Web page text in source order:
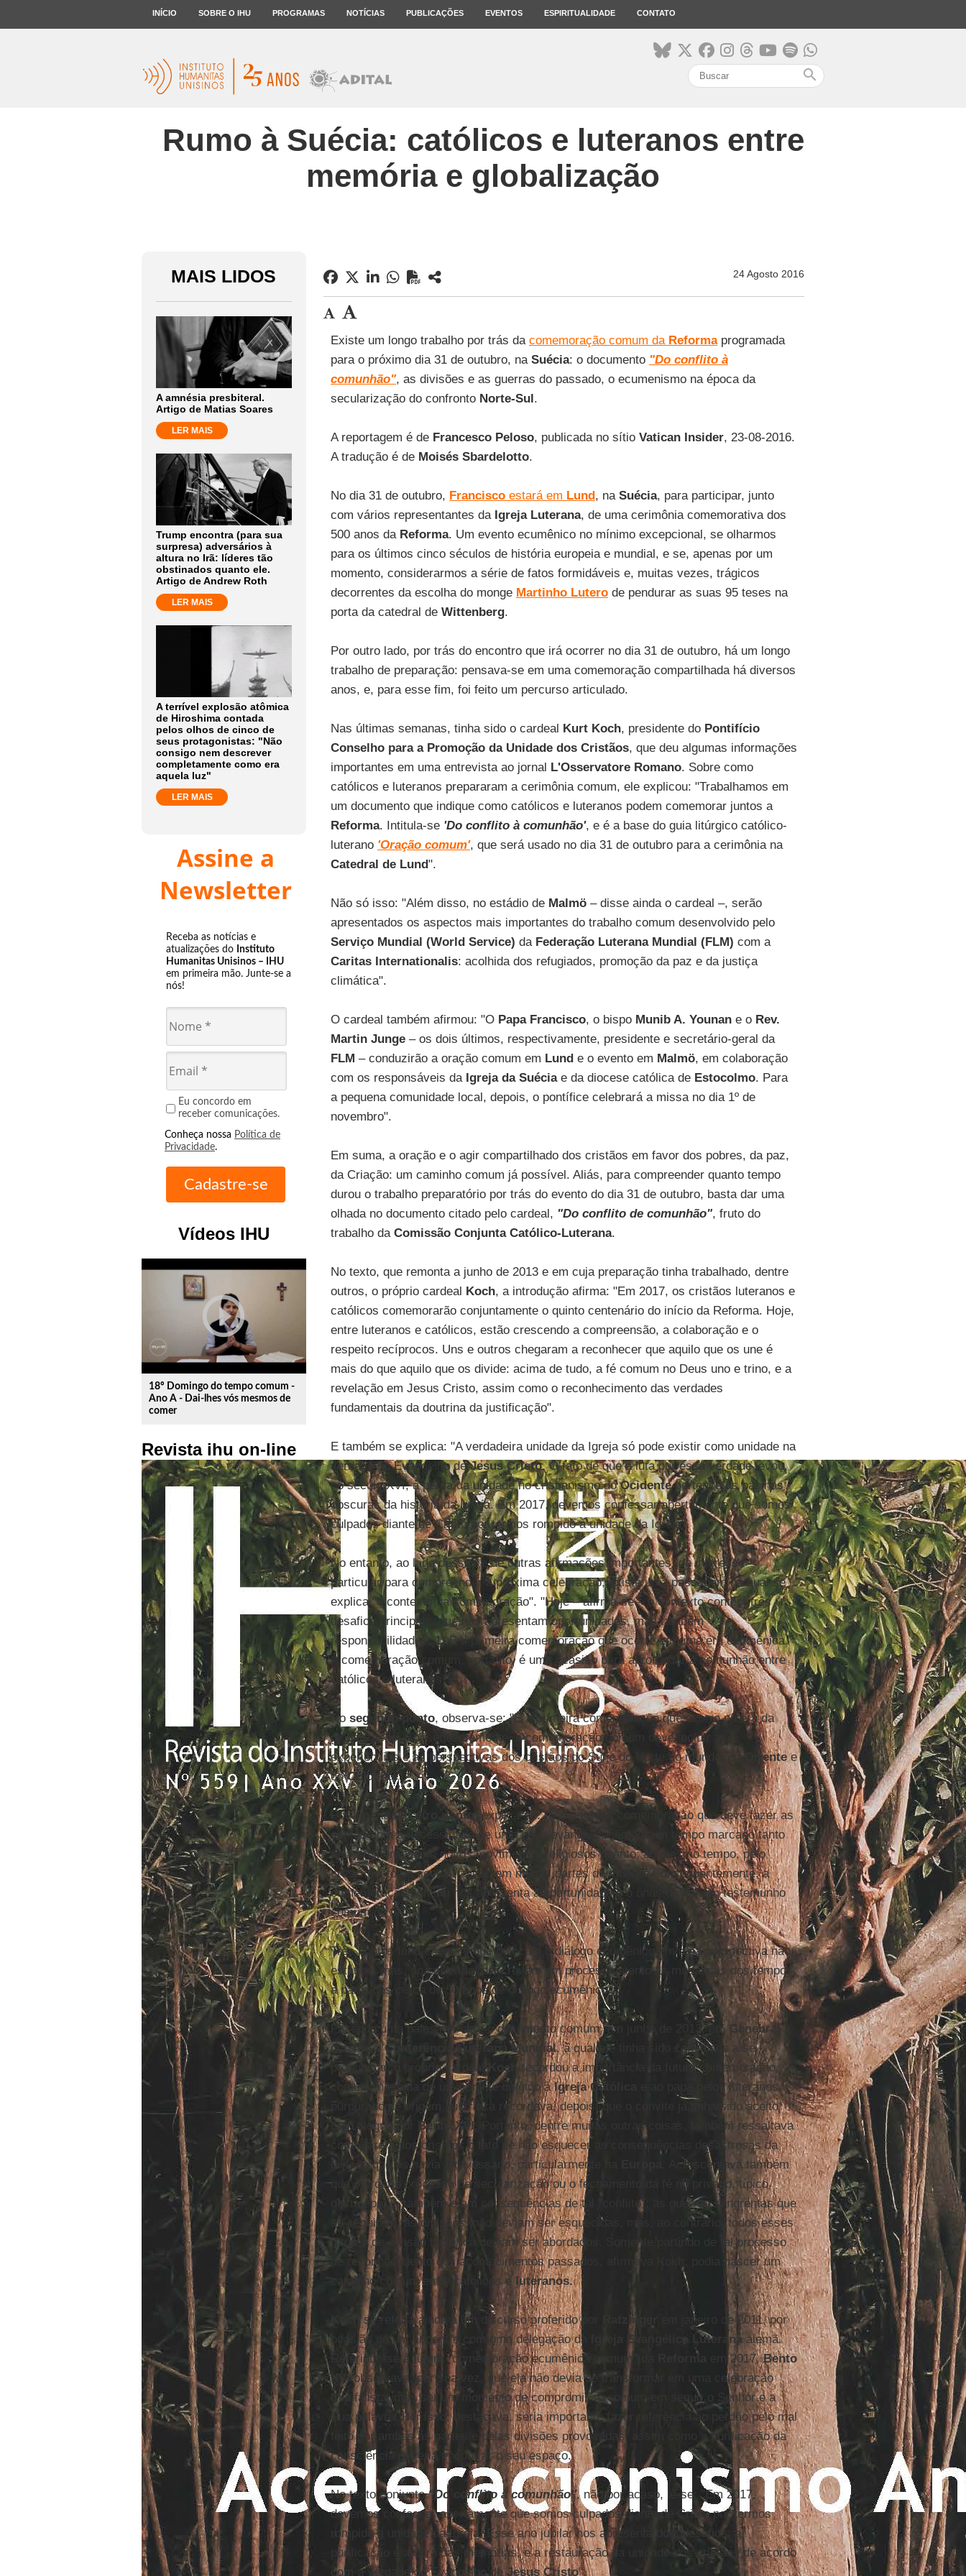
INÍCIO SOBRE O IHU PROGRAMAS NOTÍCIAS PUBLICAÇÕES EVENTOS ESPIRITUALIDADE CONTATO
search
Rumo à Suécia: católicos e luteranos entre
memória e globalização
MAIS LIDOS
A amnésia presbiteral.
Artigo de Matias Soares
LER MAIS
Trump encontra (para sua
surpresa) adversários à
altura no Irã: líderes tão
obstinados quanto ele.
Artigo de Andrew Roth
LER MAIS
A terrível explosão atômica
de Hiroshima contada
pelos olhos de cinco de
seus protagonistas: "Não
consigo nem descrever
completamente como era
aquela luz"
LER MAIS
Assine a
Newsletter
Receba as notícias e
atualizações do Instituto
Humanitas Unisinos – IHU
em primeira mão. Junte-se a
nós!
Eu concordo em
receber comunicações.
Conheça nossa Política de
Privacidade.
Vídeos IHU
play_circle_outline
18º Domingo do tempo comum -
Ano A - Dai-lhes vós mesmos de
comer
Revista ihu on-line
24 Agosto 2016
Existe um longo trabalho por trás da comemoração comum da Reformaprogramada
para o próximo dia 31 de outubro, na Suécia: o documento "Do conflito à
comunhão", as divisões e as guerras do passado, o ecumenismo na época da
secularização do confronto Norte-Sul.
A reportagem é de Francesco Peloso, publicada no sítio Vatican Insider, 23-08-2016.
A tradução é de Moisés Sbardelotto.
No dia 31 de outubro, Franciscoestará em Lund, na Suécia, para participar, junto
com vários representantes da Igreja Luterana, de uma cerimônia comemorativa dos
500 anos da Reforma. Um evento ecumênico no mínimo excepcional, se olharmos
para os últimos cinco séculos de história europeia e mundial, e se, apenas por um
momento, considerarmos a série de fatos formidáveis e, muitas vezes, trágicos
decorrentes da escolha do monge Martinho Luterode pendurar as suas 95 teses na
porta da catedral de Wittenberg.
Por outro lado, por trás do encontro que irá ocorrer no dia 31 de outubro, há um longo
trabalho de preparação: pensava-se em uma comemoração compartilhada há diversos
anos, e, para esse fim, foi feito um percurso articulado.
Nas últimas semanas, tinha sido o cardeal Kurt Koch, presidente do Pontifício
Conselho para a Promoção da Unidade dos Cristãos, que deu algumas informações
importantes em uma entrevista ao jornal L'Osservatore Romano. Sobre como
católicos e luteranos prepararam a cerimônia comum, ele explicou: "Trabalhamos em
um documento que indique como católicos e luteranos podem comemorar juntos a
Reforma. Intitula-se'Do conflito à comunhão', e é a base do guia litúrgico católico-
luterano 'Oração comum', que será usado no dia 31 de outubro para a cerimônia na
Catedral de Lund".
Não só isso: "Além disso, no estádio de Malmö– disse ainda o cardeal –, serão
apresentados os aspectos mais importantes do trabalho comum desenvolvido pelo
Serviço Mundial (World Service) da Federação Luterana Mundial (FLM) com a
Caritas Internationalis: acolhida dos refugiados, promoção da paz e da justiça
climática".
O cardeal também afirmou: "O Papa Francisco, o bispo Munib A. Younane o Rev.
Martin Junge– os dois últimos, respectivamente, presidente e secretário-geral da
FLM – conduzirão a oração comum em Lunde o evento em Malmö, em colaboração
com os responsáveis da Igreja da Suéciae da diocese católica de Estocolmo. Para
a pequena comunidade local, depois, o pontífice celebrará a missa no dia 1º de
novembro".
Em suma, a oração e o agir compartilhado dos cristãos em favor dos pobres, da paz,
da Criação: um caminho comum já possível. Aliás, para compreender quanto tempo
durou o trabalho preparatório por trás do evento do dia 31 de outubro, basta dar uma
olhada no documento citado pelo cardeal, "Do conflito de comunhão", fruto do
trabalho da Comissão Conjunta Católico-Luterana.
No texto, que remonta a junho de 2013 e em cuja preparação tinha trabalhado, dentre
outros, o próprio cardeal Koch, a introdução afirma: "Em 2017, os cristãos luteranos e
católicos comemorarão conjuntamente o quinto centenário do início da Reforma. Hoje,
entre luteranos e católicos, estão crescendo a compreensão, a colaboração e o
respeito recíprocos. Uns e outros chegaram a reconhecer que aquilo que os une é
mais do que aquilo que os divide: acima de tudo, a fé comum no Deus uno e trino, e a
revelação em Jesus Cristo, assim como o reconhecimento das verdades
fundamentais da doutrina da justificação".
E também se explica: "A verdadeira unidade da Igreja só pode existir como unidade na
verdade do Evangelho deJesus Cristo. O fato de que a luta por essa verdade levou,
no século XVI, à perda da unidade no cristianismo doOcidentepertence às páginas
obscuras da história da Igreja. Em 2017, devemos confessar abertamente que somos
culpados diante de Cristo por termos rompido a unidade da Igreja".
No entanto, ao lado dessas e de outras afirmações importantes, de interesse
particular para compreender a próxima celebração, existe uma passagem na qual se
explica "o contexto da comemoração". "Hoje – afirma-se – o contexto contém três
desafios principais, que nos apresentam oportunidades, mas também
responsabilidades.1)É a primeira comemoração que ocorre em uma era ecumênica.
A comemoração comum, portanto, é uma ocasião para aprofundar a comunhão entre
católicos e luteranos".
No segundo ponto, observa-se: "É a primeira comemoração que ocorre na era da
globalização. Consequentemente, a comemoração comum deve incluir as
experiências e as perspectivas dos cristãos do Sul e do Norte do mundo, do
Orientee
doOcidente".
Por fim, noterceiro ponto , explica-se: "É a primeira comemoração que deve fazer as
contas com a necessidade de uma nova evangelização em um tempo marcado tanto
pela proliferação de novos movimentos religiosos quanto, ao mesmo tempo, pelo
crescimento da secularização em muitas partes do mundo. Consequentemente, a
comemoração comum nos apresenta a oportunidade e o ônus de dar um testemunho
comum de fé".
Três pontos fundamentais que colocam o diálogo ecumênico em uma perspectiva não
estática, mas, ao contrário, descrevem um processo atento às mudanças dos tempos,
a partir dos cerca de 50 anos de diálogo ecumênico.
Fazendo uma palestra sobre o documento comum, em junho de 2013, em Genebra
durante aConferência Luterana Mundial, à qual ele tinha sido convidado a se
pronunciar, o próprio cardealKoch recordou a importância da futura comemoração
comum, nascida de um convite dirigido àIgreja Católica
e ao papa pelos luteranos. O
purpurado de origem austríaca recordava, depois, que o convite já tinha sido aceito
com alegria por
Bento XVI. Portanto, dentre muitas outras coisas, também ressaltava
como tarefa dos cristãos o fato de não esquecer as consequências desastrosas da
divisão que os havia atravessado, particularmente na
. Acrescentava também
que o próprio processo de secularização ou o fechamento da fé no privado, típico
desta época, também eram consequências de tal "conflito"; as guerras sangrentas que
se seguiram, as divisões, não deviam ser esquecidas, mas, ao contrário, todos esses
fatores de divisão histórica deviam ser abordados. Somente partindo de tal processo
de reconhecimento dos acontecimentos passados, afirmava Kokh, podia nascer um
caminho comum entre católicos eluteranos.
se referia ainda a um discurso proferido por Ratzinger
em janeiro de 2011, por
ocasião de um encontro com uma delegação da
Igreja Evangélica Luteranaalemã.
Referindo-se à futura "comemoração ecumênica comum" da
Reforma em 2017,Bento
XVIobservava, por sua vez, que ela não devia se transformar em uma celebração
triunfalista, mas ser um momento de compromisso comum em seguir o Senhor e a
Sua palavra. Por isso, destacava, seria importante fazer referência ao perdão pelo mal
feito por ambas as partes e pelas divisões provocadas, assim como a purificação da
consciência deveria encontrar o seu espaço.
No texto conjunto"Do conflito à comunhão", não por acaso, lê-se: "Em 2017,
devemos confessar abertamente que somos culpados diante de Cristo por termos
rompido a unidade da Igreja. Esse ano jubilar nos apresenta dois desafios: a
purificação e a cura das memórias, e a restauração da unidade dos cristãos de acordo
com a verdade do Evangelho de Jesus Cristo".